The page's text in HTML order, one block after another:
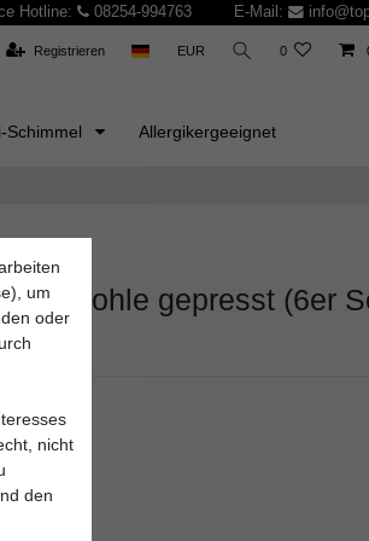
Hotline: 08254-994763 E-Mail:
Registrieren EUR 0
Schimmel Allergikergeeignet
gepresst (6er
um
oder
nicht
den